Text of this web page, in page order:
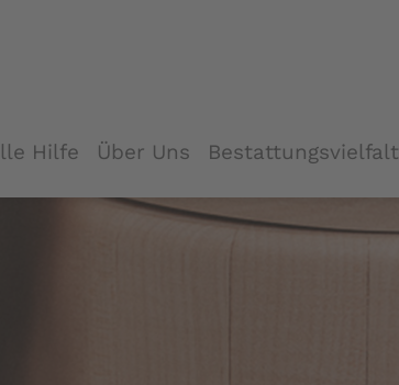
Hilfe Über Uns Bestattungsvielfalt